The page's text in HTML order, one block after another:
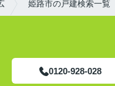
姫路市の戸建検索一覧
0120-928-028